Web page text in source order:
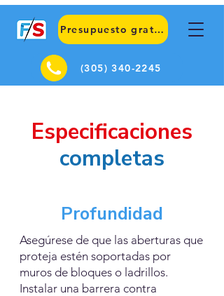
Presupuesto gratuito
(305) 340-2245
Especificaciones
completas
Profundidad
Asegúrese de que las aberturas que
proteja estén soportadas por
muros de bloques o ladrillos.
Instalar una barrera contra